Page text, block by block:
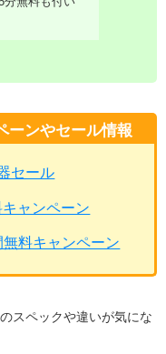
ーンやセール情報
セール
ャンペーン
無料キャンペーン
スペックや違いが気にな